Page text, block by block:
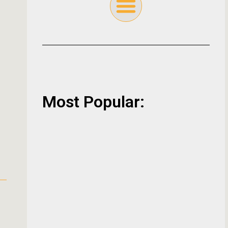
Most Popular: